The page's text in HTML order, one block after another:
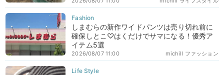
しまむらの新作ワイドパンツは売り切れ前に
確保しとこ♡はくだけでサマになる！優秀ア
イテム5選
michill ファッション
2026/08/07 11:00